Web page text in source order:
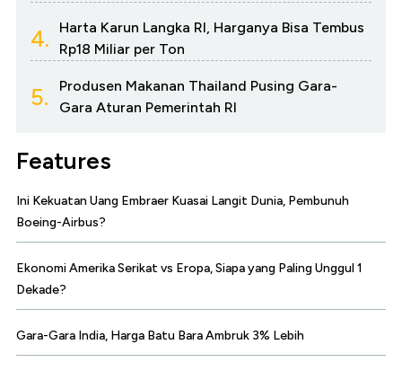
4.
Harta Karun Langka RI, Harganya Bisa Tembus
Rp18 Miliar per Ton
5.
Produsen Makanan Thailand Pusing Gara-
Gara Aturan Pemerintah RI
Features
Ini Kekuatan Uang Embraer Kuasai Langit Dunia, Pembunuh
Boeing-Airbus?
Ekonomi Amerika Serikat vs Eropa, Siapa yang Paling Unggul 1
Dekade?
Gara-Gara India, Harga Batu Bara Ambruk 3% Lebih